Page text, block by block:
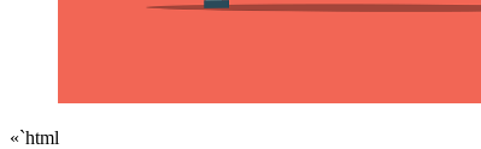
«`html